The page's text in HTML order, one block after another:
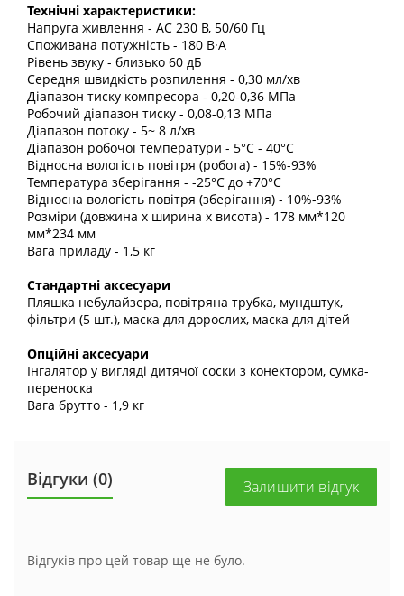
Технічні характеристики:
Напруга живлення - АС 230 В, 50/60 Гц
Споживана потужність - 180 В·А
Рівень звуку - близько 60 дБ
Середня швидкість розпилення - 0,30 мл/хв
Діапазон тиску компресора - 0,20-0,36 МПа
Робочий діапазон тиску - 0,08-0,13 МПа
Діапазон потоку - 5~ 8 л/хв
Діапазон робочої температури - 5°С - 40°С
Відносна вологість повітря (робота) - 15%-93%
Температура зберігання - -25°С до +70°С
Відносна вологість повітря (зберігання) - 10%-93%
Розміри (довжина х ширина х висота) - 178 мм*120
мм*234 мм
Вага приладу - 1,5 кг
Стандартні аксесуари
Пляшка небулайзера, повітряна трубка, мундштук,
фільтри (5 шт.), маска для дорослих, маска для дітей
Опційні аксесуари
Інгалятор у вигляді дитячої соски з конектором, сумка-
переноска
Вага брутто - 1,9 кг
Відгуки (0) Залишити відгук
Відгуків про цей товар ще не було.